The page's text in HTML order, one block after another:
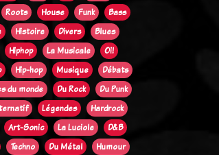
Roots House Funk
Bass
Histoire Divers
Blues
Hiphop La Musicale
Oi!
Hip-hop Musique
Débats
du monde Du Rock
Du Punk
Légendes
Hardrock
Art-Sonic La Luciole
D&B
Techno Du Métal
Humour